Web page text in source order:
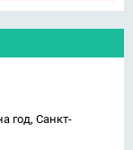
год, Санкт-